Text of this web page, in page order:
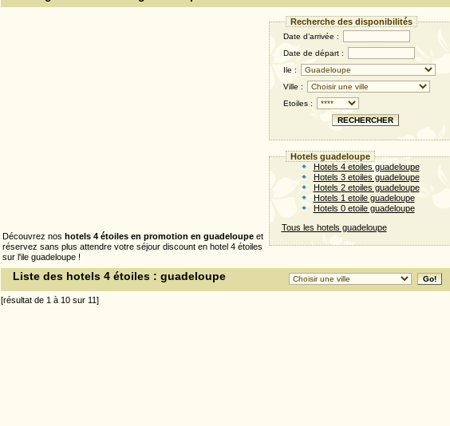
Découvrez nos hotels 4 étoiles en promotion en guadeloupeet
réservez sans plus attendre votre séjour discount en hotel 4 étoiles
sur l'ile guadeloupe !
Recherche des disponibilités
Date d’arrivée :
Date de départ :
Ile :
Ville :
Etoiles :
Hotels guadeloupe
Hotels 4 etoiles guadeloupe
Hotels 3 etoiles guadeloupe
Hotels 2 etoiles guadeloupe
Hotels 1 etoile guadeloupe
Hotels 0 etoile guadeloupe
Tous les hotels guadeloupe
Liste des hotels 4 étoiles : guadeloupe
[résultat de 1 à 10 sur 11]